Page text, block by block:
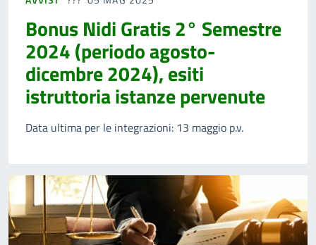
Bonus Nidi Gratis 2° Semestre
2024 (periodo agosto-
dicembre 2024), esiti
istruttoria istanze pervenute
Data ultima per le integrazioni: 13 maggio p.v.